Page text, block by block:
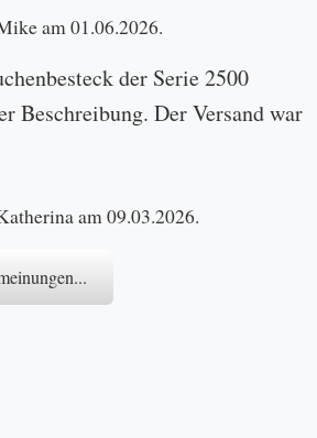
am 01.06.2026.
der Serie 2500
Beschreibung. Der Versand war
am 09.03.2026.